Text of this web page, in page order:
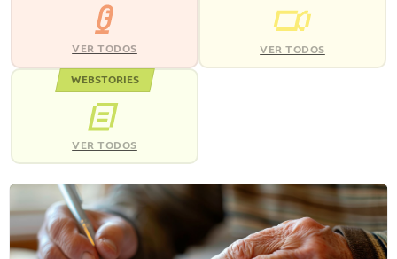
VER TODOS VER TODOS
WEBSTORIES
VER TODOS